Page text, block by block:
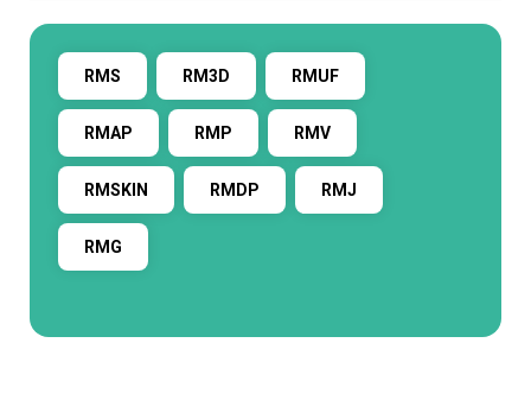
RMS RM3D RMUF
RMAP RMP RMV
RMSKIN RMDP RMJ
RMG